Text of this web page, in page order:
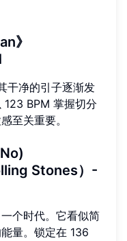
》
干净的引子逐渐发
123 BPM 掌握切分
至关重要。
Stones）-
个时代。它看似简
量。锁定在 136